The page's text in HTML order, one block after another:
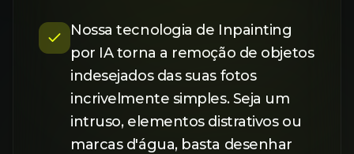
Nossa tecnologia de Inpainting
por IA torna a remoção de objetos
indesejados das suas fotos
incrivelmente simples. Seja um
intruso, elementos distrativos ou
marcas d'água, basta desenhar